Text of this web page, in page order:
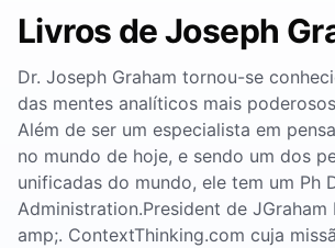
Livros de Joseph
Dr. Joseph Graham tornou-se
das mentes analíticos mais
Além de ser um especialista em
no mundo de hoje, e sendo um dos
unificadas do mundo, ele tem um Ph
Administration.President de JGraham
amp;. ContextThinking.com cuja